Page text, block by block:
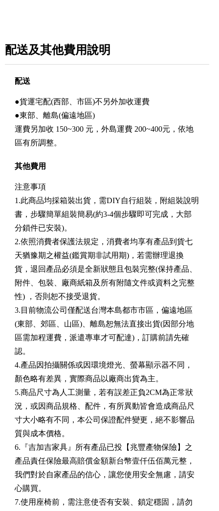
配送及其他費用說明
配送
●貨運宅配(西部、市區)不另外加收運費
●東部、離島(偏遠地區)
運費另加收 150~300 元，外島運費 200~400元，依地
區有所調整。
其他費用
注意事項
1.此商品均採箱裝出貨，需DIY自行組裝，附組裝說明
書，步驟簡單組裝簡易(約3-4個步驟即可完成，大部
分鎖件已安裝)。
2.依照消費者保護法規定，消費者均享有產品到貨七
天猶豫期之權益(鑑賞期非試用期)，若需辦理退換
貨，退回產品必須是全新狀態且包裝完整(保持產品、
附件、包裝、廠商紙箱及所有附隨文件或資料之完整
性) ，否則恕不接受退貨。
3.目前物流公司僅配送台灣本島都市市區，偏遠地區
(東部、郊區、山區)、離島恕無法直接出貨(因部分地
區需加程運費，派遣專車才可配達)，訂購前請先確
認。
4.產品因拍攝關係或因環境燈光、螢幕顯示器不同，
顏色略有差異，實際商品以廠商出貨為主。
5.商品尺寸為人工測量，若有誤差正負2CM為正常狀
況，或因商品規格、配件，有所異動皆會造成商品尺
寸大小略有不同，本公司保證配件變更，絕不影響品
質與成本價格。
6.『吉加吉家具』所有產品已投【兆豐產物保險】之
產品責任保險最高賠償金額新台幣壹仟伍佰萬元整，
我們對於自家產品的信心，讓您使用安全無慮，請安
心購買。
7.使用座椅前，需注意使否有安裝、鎖定穩固，請勿